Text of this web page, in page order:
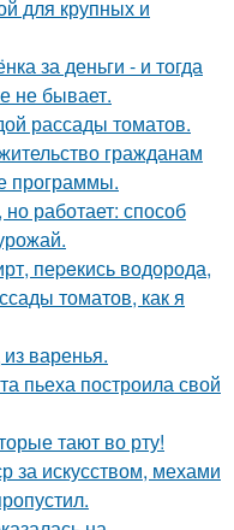
для крупных и
за деньги - и тогда
не бывает.
рассады томатов.
гражданам
программы.
работает: способ
пеpeкись водорода,
томатов, как я
варенья.
пьеха построила свой
тают во рту!
за искусством, мехами